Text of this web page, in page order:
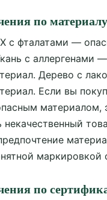
по материалу
с фталатами —
с аллергенами —
Дерево с
Если вы
материалом,
маркировкой
по